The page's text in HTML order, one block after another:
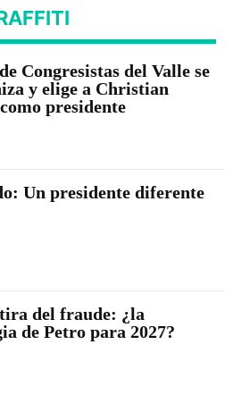
Congresistas del Valle se
y elige a Christian
presidente
Un presidente diferente
del fraude: ¿la
de Petro para 2027?